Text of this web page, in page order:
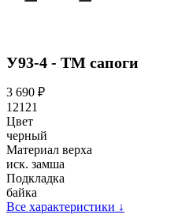
У93-4 - ТМ сапоги
3 690 ₽
12121
Цвет
черный
Материал верха
иск. замша
Подкладка
байка
Все характеристики ↓